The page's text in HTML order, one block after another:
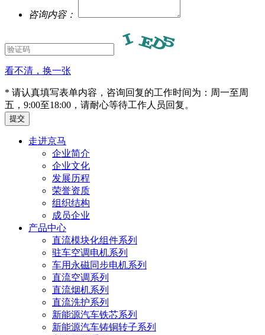
咨询内容：
看不清，换一张
* 请认真填写表单内容，咨询回复的工作时间为：周一至周
五，9:00至18:00，请耐心等待工作人员回复。
走进京马
企业简介
企业文化
发展历程
荣誉资质
组织结构
成员企业
产品中心
直流模块化组件系列
驻车空调电机系列
车用永磁同步电机系列
直流空调系列
直流烟机系列
直流洗护系列
新能源汽车铁芯系列
新能源汽车铸铜转子系列